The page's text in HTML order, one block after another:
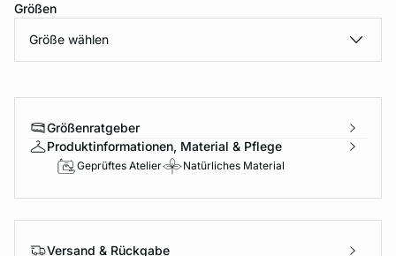
Größen
Größe wählen
Größenratgeber
Produktinformationen, Material & Pflege
Geprüftes Atelier Natürliches Material
Versand & Rückgabe